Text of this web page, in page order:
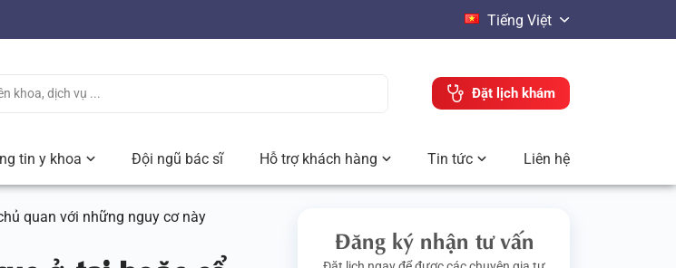
Tiếng Việt
Đặt lịch khám
tin y khoa Đội ngũ bác sĩ Hỗ trợ khách hàng Tin tức Liên hệ
quan với những nguy cơ này
Đăng ký nhận tư vấn